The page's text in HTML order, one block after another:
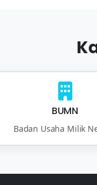
BUMN
Badan Usaha Milik